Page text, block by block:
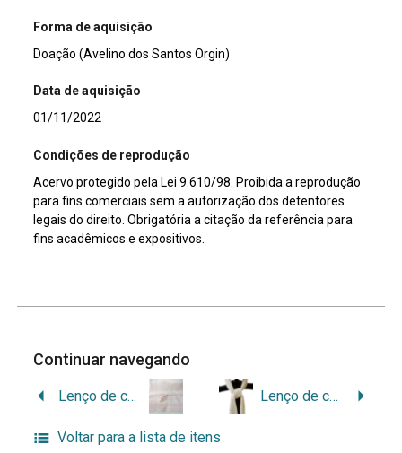
Forma de aquisição
Doação (Avelino dos Santos Orgin)
Data de aquisição
01/11/2022
Condições de reprodução
Acervo protegido pela Lei 9.610/98. Proibida a reprodução
para fins comerciais sem a autorização dos detentores
legais do direito. Obrigatória a citação da referência para
fins acadêmicos e expositivos.
Continuar navegando
Lenço de cetim rosa-claro Lenço de cetim branco
Voltar para a lista de itens